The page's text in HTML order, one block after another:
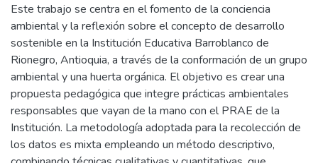
Este trabajo se centra en el fomento de la conciencia
ambiental y la reflexión sobre el concepto de desarrollo
sostenible en la Institución Educativa Barroblanco de
Rionegro, Antioquia, a través de la conformación de un grupo
ambiental y una huerta orgánica. El objetivo es crear una
propuesta pedagógica que integre prácticas ambientales
responsables que vayan de la mano con el PRAE de la
Institución. La metodología adoptada para la recolección de
los datos es mixta empleando un método descriptivo,